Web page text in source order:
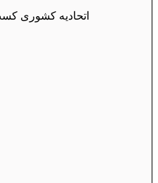
اتحادیه کشوری